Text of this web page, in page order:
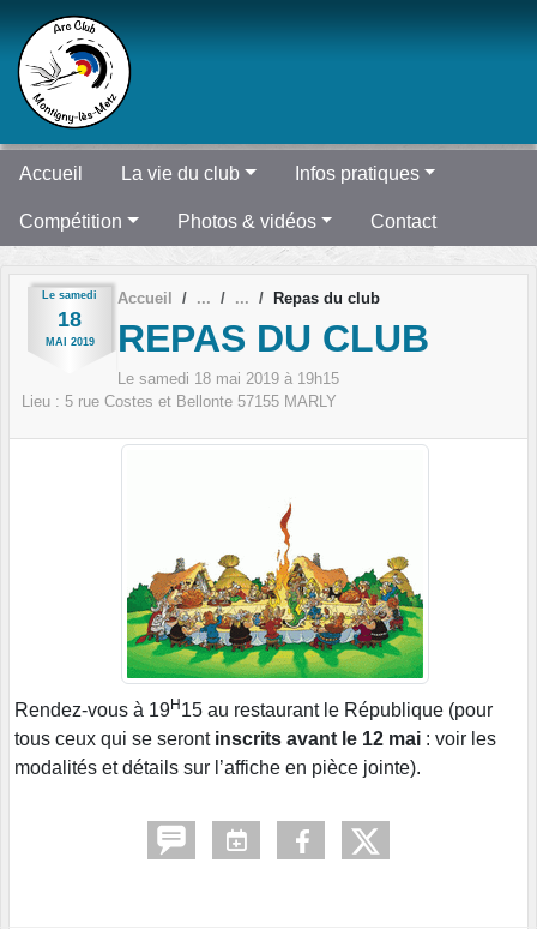
Accueil La vie du club Infos pratiques
Compétition Photos & vidéos Contact
Le samedi
18
MAI 2019
Accueil Repas du club
REPAS DU CLUB
Le samedi 18 mai 2019 à 19h15
Lieu : 5 rue Costes et Bellonte 57155 MARLY
Rendez-vous à 19H15 au restaurant le République (pour
tous ceux qui se seront inscrits avant le 12 mai : voir les
modalités et détails sur l’affiche en pièce jointe).
Panneau de gestion des cookies